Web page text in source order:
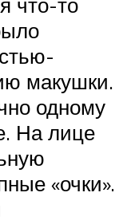
макушки.
одному
На лице
«очки».